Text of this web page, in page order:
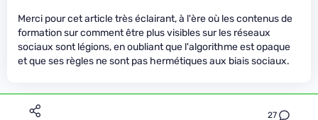
27
Merci pour cet article très éclairant, à l'ère où les contenus de
formation sur comment être plus visibles sur les réseaux
sociaux sont légions, en oubliant que l'algorithme est opaque
et que ses règles ne sont pas hermétiques aux biais sociaux.